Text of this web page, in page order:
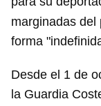
marginadas del
forma
Desde el 1 de
la Guardia